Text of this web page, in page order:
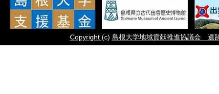
Copyright (c) 島根大学地域貢献推進協議会 遺